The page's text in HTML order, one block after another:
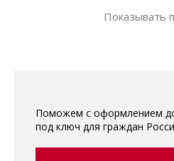
Показывать
Поможем с оформлением
под ключ для граждан